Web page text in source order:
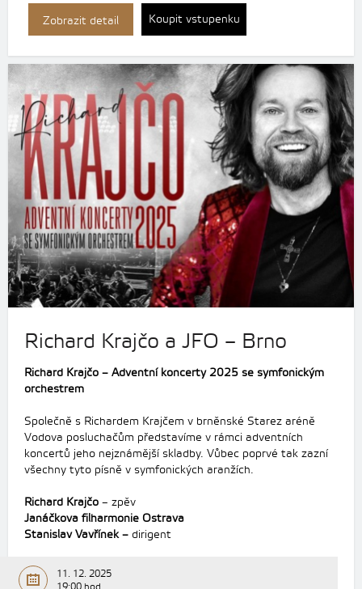
Zobrazit detail Koupit vstupenku
Richard Krajčo a JFO – Brno
Richard Krajčo – Adventní koncerty 2025 se symfonickým
orchestrem
Společně s Richardem Krajčem v brněnské Starez aréně
Vodova posluchačům představíme v rámci adventních
koncertů jeho nejznámější skladby. Vůbec poprvé tak zazní
všechny tyto písně v symfonických aranžích.
Richard Krajčo – zpěv
Janáčkova filharmonie Ostrava
Stanislav Vavřínek – dirigent
11. 12. 2025